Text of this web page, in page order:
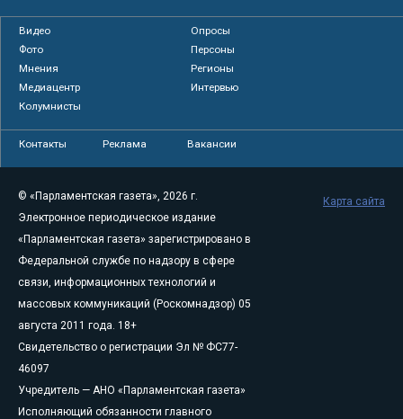
Видео
Опросы
Фото
Персоны
Мнения
Регионы
Медиацентр
Интервью
Колумнисты
Контакты Реклама Вакансии
© «Парламентская газета», 2026 г.
Электронное периодическое издание
«Парламентская газета» зарегистрировано в
Федеральной службе по надзору в сфере
связи, информационных технологий и
массовых коммуникаций (Роскомнадзор) 05
августа 2011 года. 18+
Свидетельство о регистрации Эл № ФС77-
46097
Учредитель — АНО «Парламентская газета»
Исполняющий обязанности главного
Карта сайта